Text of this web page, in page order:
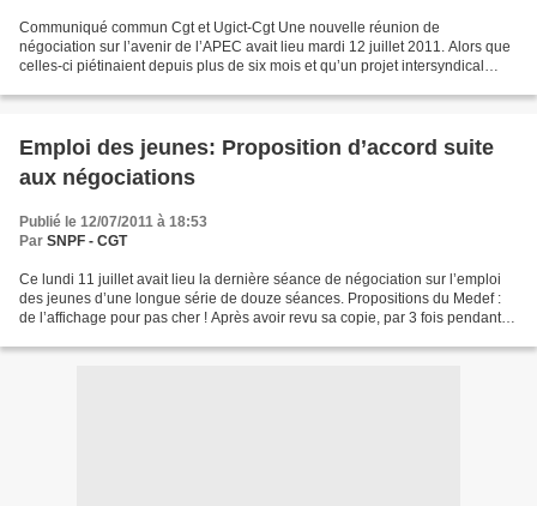
Communiqué commun Cgt et Ugict-Cgt Une nouvelle réunion de
négociation sur l’avenir de l’APEC avait lieu mardi 12 juillet 2011. Alors que
celles-ci piétinaient depuis plus de six mois et qu’un projet intersyndical
Emploi des jeunes: Proposition d’accord suite
aux négociations
Publié le 12/07/2011 à 18:53
Par SNPF - CGT
Ce lundi 11 juillet avait lieu la dernière séance de négociation sur l’emploi
des jeunes d’une longue série de douze séances. Propositions du Medef :
de l’affichage pour pas cher ! Après avoir revu sa copie, par 3 fois pendant la